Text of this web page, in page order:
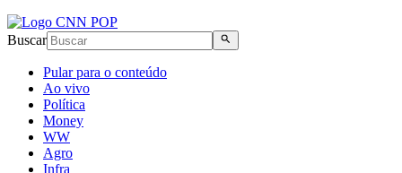
Buscar
Pular para o conteúdo
Ao vivo
Política
Money
WW
Agro
Infra